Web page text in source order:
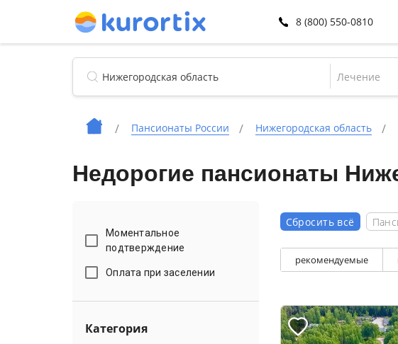
8 (800) 550-0810
Лечение
Пансионаты России Нижегородская область
Недорогие пансионаты
Моментальное
подтверждение
Оплата при заселении
Категория
Сбросить всё
рекомендуемые